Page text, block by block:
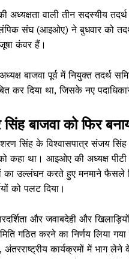
अध्यक्षता वाली तीन सदस्यीय
संघ (आइओए) ने बुधवार को
कंवर हैं।
बाजवा पूर्व में नियुक्त तदर्थ
कर दिया था, जिसके नए
बाजवा को फिर
शरण सिंह के विश्वासपात्र संजय
कहा था। आइओए की अध्यक्ष
का उल्लंघन करते हुए मनमाने फैसले
को पलट दिया।
और जवाबदेही और
गठित करने का निर्णय लिया
कार्यक्रमों में भाग